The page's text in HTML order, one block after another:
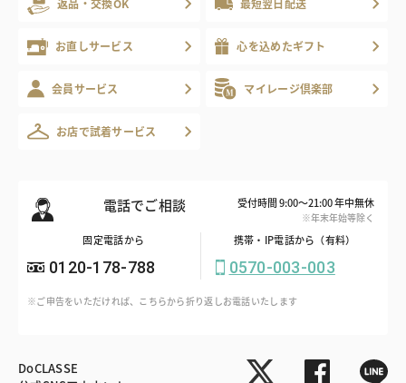
返品・交換OK 最短翌日配送
お直しサービス 心を込めたギフト
会員サービス マイレージ倶楽部
お店で試着サービス
電話でご相談 受付時間 9:00～21:00 年中無休
※年末年始等除く
固定電話から
0120-178-788
携帯・IP電話から（有料）
0570-003-003
※ご申告をいただければ、こちらから折り返しお電話いたします
DoCLASSE